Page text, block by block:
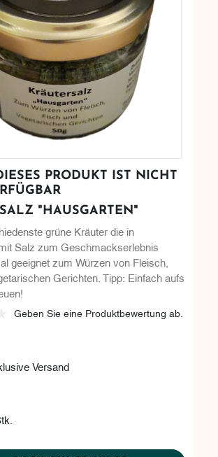
PRODUKT IST NICHT
"HAUSGARTEN"
grüne Kräuter die in
Salz zum Geschmackserlebnis
geeignet zum Würzen von Fleisch,
Gerichten. Tipp: Einfach aufs
Geben Sie eine Produktbewertung ab.
Versand